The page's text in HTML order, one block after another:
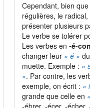
Cependant, bien
régulières, le
présenter plusieurs
Le verbe se tolérer
Les verbes en -é-
changer leur « é »
muette. Exemple : «
». Par contre, les
exemple, on écrit : «
grande que celle en
-ébrer, -écer, -